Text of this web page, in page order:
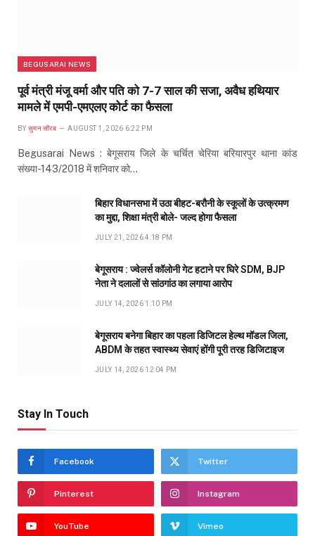
BEGUSARAI NEWS
पूर्व मंत्री मंजू वर्मा और पति को 7-7 साल की सजा, अवैध हथियार
मामले में एमपी-एमएलए कोर्ट का फैसला
BY सुमन सौरब AUGUST 1, 2026 6:22 PM
Begusarai News : बेगूसराय जिले के चर्चित चेरिया बरियारपुर थाना कांड
संख्या-143/2018 में शनिवार को…
बिहार विधानसभा में उठा बीहट-बरौनी के स्कूलों के उत्क्रमण
का मुद्दा, शिक्षा मंत्री बोले- जल्द होगा फैसला
JULY 21, 2026 4:18 PM
बेगूसराय : ज्वेलर्स कॉलोनी गेट हटाने पर घिरे SDM, BJP
नेता ने दलालों से सांठगांठ का लगाया आरोप
JULY 14, 2026 1:10 PM
बेगूसराय बनेगा बिहार का पहला डिजिटल हेल्थ मॉडल जिला,
ABDM के तहत स्वास्थ्य सेवाएं होंगी पूरी तरह डिजिटाइज
JULY 14, 2026 12:04 PM
Stay In Touch
Facebook Twitter
Pinterest Instagram
YouTube Vimeo